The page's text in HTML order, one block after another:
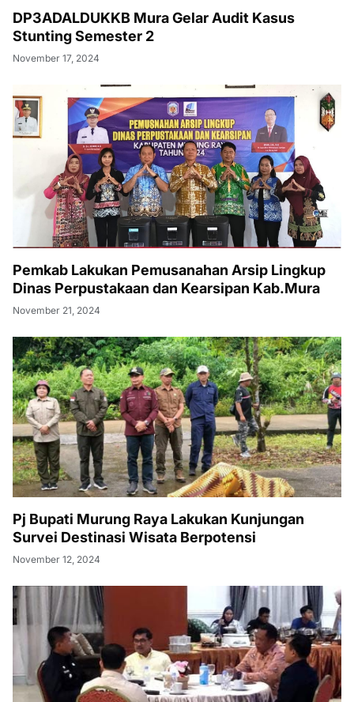
DP3ADALDUKKB Mura Gelar Audit Kasus
Stunting Semester 2
November 17, 2024
Pemkab Lakukan Pemusanahan Arsip Lingkup
Dinas Perpustakaan dan Kearsipan Kab.Mura
November 21, 2024
Pj Bupati Murung Raya Lakukan Kunjungan
Survei Destinasi Wisata Berpotensi
November 12, 2024